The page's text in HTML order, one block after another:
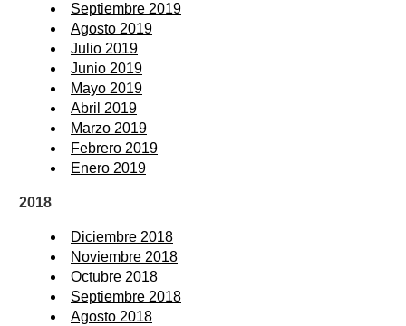
Septiembre 2019
Agosto 2019
Julio 2019
Junio 2019
Mayo 2019
Abril 2019
Marzo 2019
Febrero 2019
Enero 2019
2018
Diciembre 2018
Noviembre 2018
Octubre 2018
Septiembre 2018
Agosto 2018